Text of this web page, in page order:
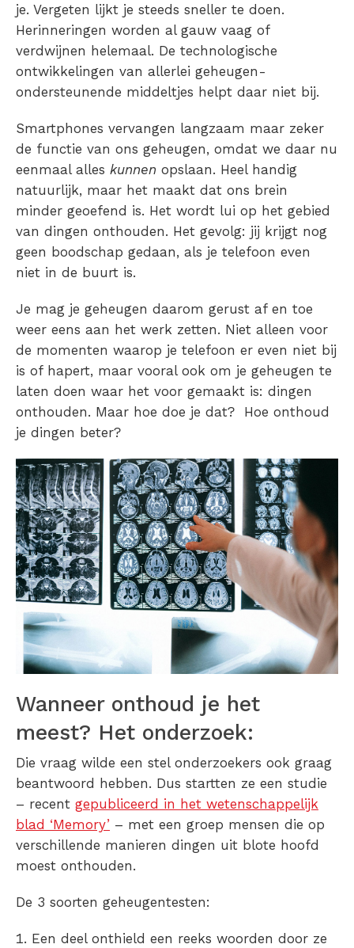
je. Vergeten lijkt je steeds sneller te doen.
Herinneringen worden al gauw vaag of
verdwijnen helemaal. De technologische
ontwikkelingen van allerlei geheugen-
ondersteunende middeltjes helpt daar niet bij.
Smartphones vervangen langzaam maar zeker
de functie van ons geheugen, omdat we daar nu
eenmaal alles kunnen opslaan. Heel handig
natuurlijk, maar het maakt dat ons brein
minder geoefend is. Het wordt lui op het gebied
van dingen onthouden. Het gevolg: jij krijgt nog
geen boodschap gedaan, als je telefoon even
niet in de buurt is.
Je mag je geheugen daarom gerust af en toe
weer eens aan het werk zetten. Niet alleen voor
de momenten waarop je telefoon er even niet bij
is of hapert, maar vooral ook om je geheugen te
laten doen waar het voor gemaakt is: dingen
onthouden. Maar hoe doe je dat? Hoe onthoud
je dingen beter?
Wanneer onthoud je het
meest? Het onderzoek:
Die vraag wilde een stel onderzoekers ook graag
beantwoord hebben. Dus startten ze een studie
– recent gepubliceerd in het wetenschappelijk
blad ‘Memory’ – met een groep mensen die op
verschillende manieren dingen uit blote hoofd
moest onthouden.
De 3 soorten geheugentesten:
Een deel onthield een reeks woorden door ze